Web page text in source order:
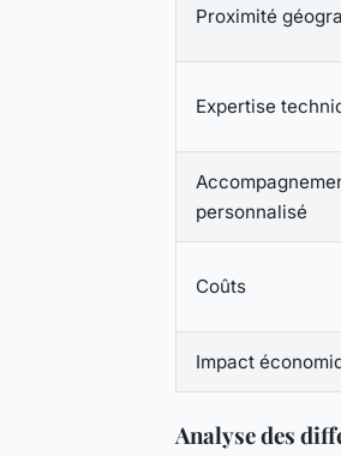
Proximité
Expertise
personnalisé
Coûts
Impact
Analyse des